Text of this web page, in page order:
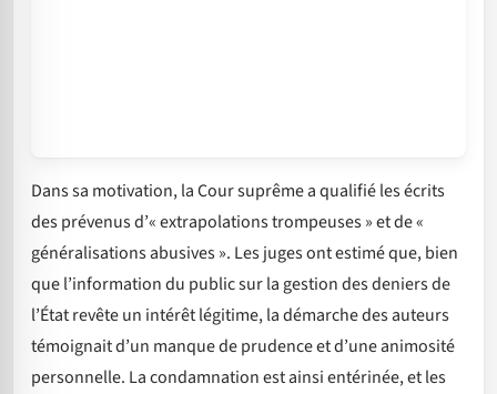
Dans sa motivation, la Cour suprême a qualifié les écrits
des prévenus d’« extrapolations trompeuses » et de «
généralisations abusives ». Les juges ont estimé que, bien
que l’information du public sur la gestion des deniers de
l’État revête un intérêt légitime, la démarche des auteurs
témoignait d’un manque de prudence et d’une animosité
personnelle. La condamnation est ainsi entérinée, et les